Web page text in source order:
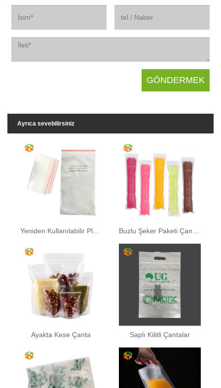
Ayrıca sevebilirsiniz
Yeniden Kullanılabilir Plastik Poşet
Ayakta Kese Çanta Saplı Kilitli Çantalar